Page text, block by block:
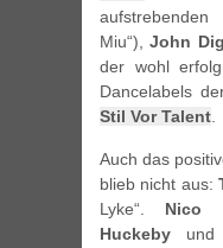
Miu“),John
der wohl
Dancelabels
Stil Vor Talent
Auch das
blieb nicht aus:
Lyke“. Nico
Huckeby und